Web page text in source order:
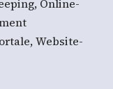
Online-
Website-